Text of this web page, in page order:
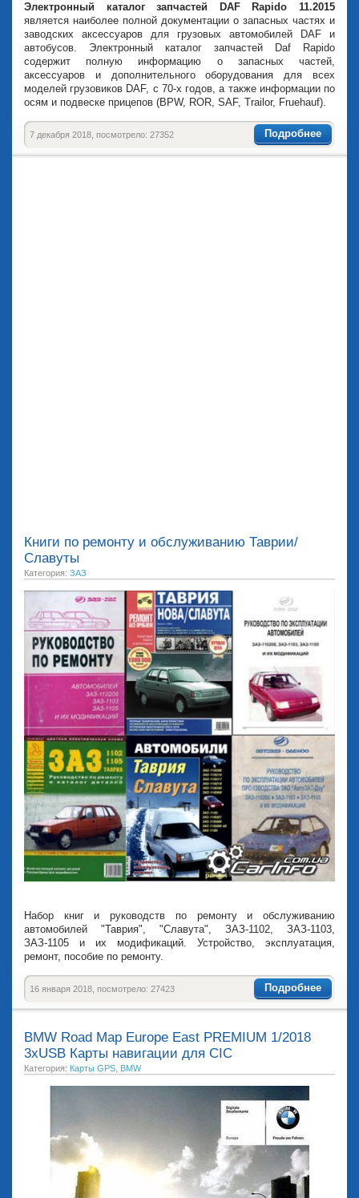
Электронный каталог запчастей DAF Rapido 11.2015
является наиболее полной документации о запасных частях и
заводских аксессуаров для грузовых автомобилей DAF и
автобусов. Электронный каталог запчастей Daf Rapido
содержит полную информацию о запасных частей,
аксессуаров и дополнительного оборудования для всех
моделей грузовиков DAF, с 70-х годов, а также информации по
осям и подвеске прицепов (BPW, ROR, SAF, Trailor, Fruehauf).
Подробнее
7 декабря 2018, посмотрело: 27352
Книги по ремонту и обслуживанию Таврии/
Славуты
Категория: ЗАЗ
Набор книг и руководств по ремонту и обслуживанию
автомобилей "Таврия", "Славута", ЗАЗ-1102, ЗАЗ-1103,
ЗАЗ-1105 и их модификаций. Устройство, эксплуатация,
ремонт, пособие по ремонту.
Подробнее
16 января 2018, посмотрело: 27423
BMW Road Map Europe East PREMIUM 1/2018
3xUSB Карты навигации для CIC
Категория: Карты GPS BMW